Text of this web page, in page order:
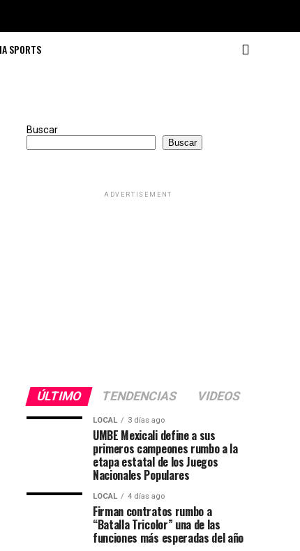
SPORTS
Buscar
Buscar
ADVERTISEMENT
ÚLTIMO TENDENCIAS VIDEOS
LOCAL 3 días ago
UMBE Mexicali define a sus
primeros campeones rumbo a la
etapa estatal de los Juegos
Nacionales Populares
LOCAL 4 días ago
Firman contratos rumbo a
“Batalla Tricolor” una de las
funciones más esperadas del año